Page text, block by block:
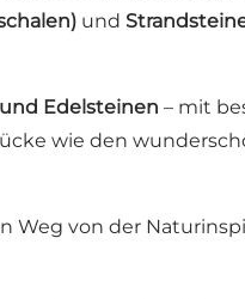
und
Edelsteinen – mit
wie den
von der